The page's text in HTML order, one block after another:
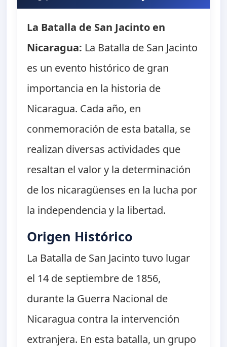
La Batalla de San Jacinto en
Nicaragua: La Batalla de San Jacinto
es un evento histórico de gran
importancia en la historia de
Nicaragua. Cada año, en
conmemoración de esta batalla, se
realizan diversas actividades que
resaltan el valor y la determinación
de los nicaragüenses en la lucha por
la independencia y la libertad.
Origen Histórico
La Batalla de San Jacinto tuvo lugar
el 14 de septiembre de 1856,
durante la Guerra Nacional de
Nicaragua contra la intervención
extranjera. En esta batalla, un grupo